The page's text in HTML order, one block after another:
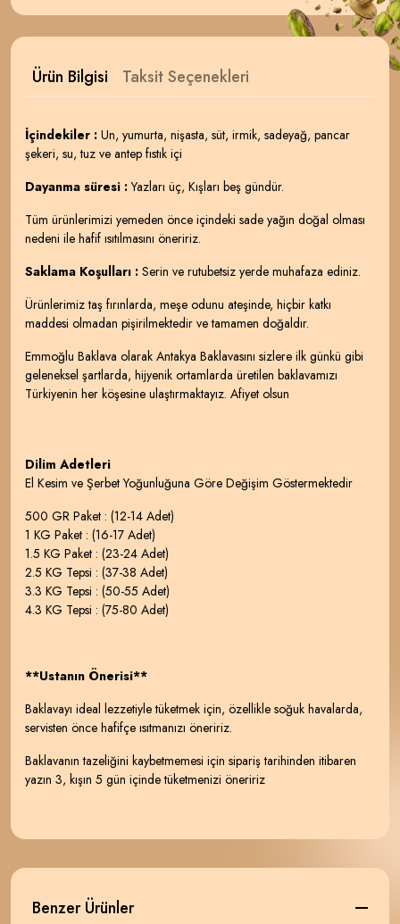
Ürün Bilgisi Taksit Seçenekleri
İçindekiler : Un, yumurta, nişasta, süt, irmik, sadeyağ, pancar
şekeri, su, tuz ve antep fıstık içi
Dayanma süresi :Yazları üç, Kışları beş gündür.
Tüm ürünlerimizi yemeden önce içindeki sade yağın doğal olması
nedeni ile hafif ısıtılmasını öneririz.
Saklama Koşulları : Serin ve rutubetsiz yerde muhafaza ediniz.
Ürünlerimiz taş fırınlarda, meşe odunu ateşinde, hiçbir katkı
maddesi olmadan pişirilmektedir ve tamamen doğaldır.
Emmoğlu Baklava olarak Antakya Baklavasını sizlere ilk günkü gibi
geleneksel şartlarda, hijyenik ortamlarda üretilen baklavamızı
Türkiyenin her köşesine ulaştırmaktayız. Afiyet olsun
Dilim Adetleri
El Kesim ve Şerbet Yoğunluğuna Göre Değişim Göstermektedir
500 GR Paket : (12-14 Adet)
1 KG Paket : (16-17 Adet)
1.5 KG Paket : (23-24 Adet)
2.5 KG Tepsi : (37-38 Adet)
3.3 KG Tepsi : (50-55 Adet)
4.3 KG Tepsi : (75-80 Adet)
**Ustanın Önerisi**
Baklavayı ideal lezzetiyle tüketmek için, özellikle soğuk havalarda,
servisten önce hafifçe ısıtmanızı öneririz.
Baklavanın tazeliğini kaybetmemesi için sipariş tarihinden itibaren
yazın 3, kışın 5 gün içinde tüketmenizi öneririz
Benzer Ürünler